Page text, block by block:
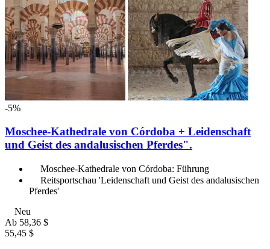
-5%
Moschee-Kathedrale von Córdoba + Leidenschaft
und Geist des andalusischen Pferdes".
Moschee-Kathedrale von Córdoba: Führung
Reitsportschau 'Leidenschaft und Geist des andalusischen
Pferdes'
Neu
Ab 58,36 $
55,45 $